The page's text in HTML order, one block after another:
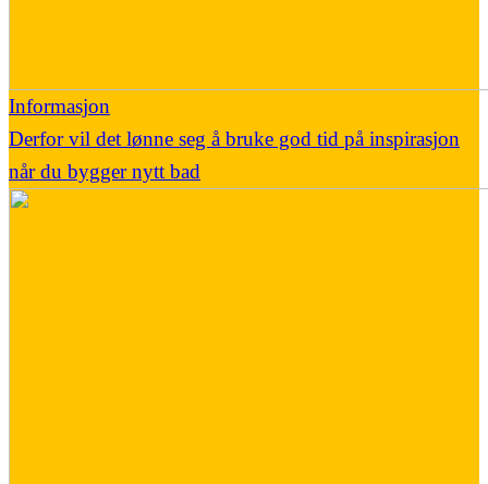
Informasjon
Derfor vil det lønne seg å bruke god tid på inspirasjon
når du bygger nytt bad